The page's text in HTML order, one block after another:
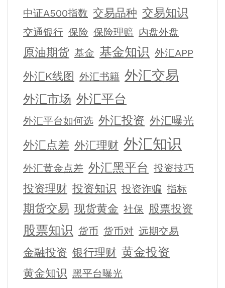
中证A500指数 交易品种 交易知识
交通银行 保险 保险理赔 内盘外盘
原油期货 基金 基金知识 外汇APP
外汇K线图 外汇书籍 外汇交易
外汇市场 外汇平台
外汇平台如何选 外汇投资 外汇曝光
外汇点差 外汇理财 外汇知识
外汇黄金点差 外汇黑平台 投资技巧
投资理财 投资知识 投资诈骗 指标
期货交易 现货黄金 社保 股票投资
股票知识 货币 货币对 远期交易
金融投资 银行理财 黄金投资
黄金知识 黑平台曝光